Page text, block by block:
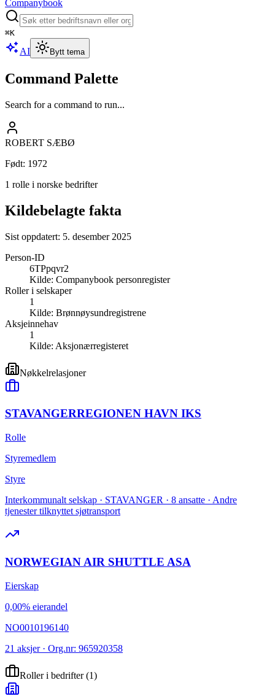
Companybook
⌘K
AI Bytt tema
Command Palette
Search for a command to run...
ROBERT SÆBØ
Født: 1972
1 rolle i norske bedrifter
Kildebelagte fakta
Sist oppdatert: 5. desember 2025
Person-ID
6TPpqvr2
Kilde: Companybook personregister
Roller i selskaper
1
Kilde: Brønnøysundregistrene
Aksjeinnehav
1
Kilde: Aksjonærregisteret
Nøkkelrelasjoner
STAVANGERREGIONEN HAVN IKS
Rolle
Styremedlem
Styre
Interkommunalt selskap · STAVANGER · 8 ansatte · Andre
tjenester tilknyttet sjøtransport
NORWEGIAN AIR SHUTTLE ASA
Eierskap
0,00% eierandel
NO0010196140
21 aksjer · Org.nr: 965920358
Roller i bedrifter(1)